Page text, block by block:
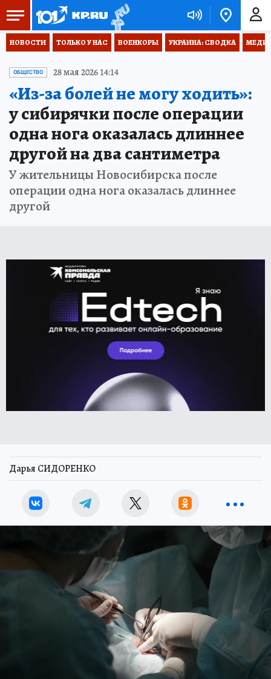
НОВОСТИ ТОЛЬКО У НАС ВОЕНКОРЫ УКРАИНА: СВОДКА
ОБЩЕСТВО 28 мая 2026 14:14
«Из-за болей не могу ходить»:
у сибирячки после операции
одна нога оказалась длиннее
другой на два сантиметра
У жительницы Новосибирска после
операции одна нога оказалась длиннее
другой
Дарья СИДОРЕНКО